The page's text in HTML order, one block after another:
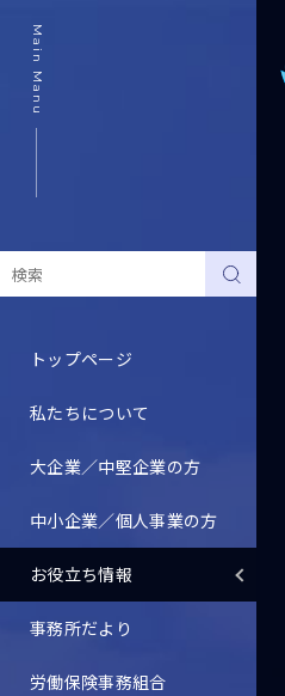
Main Manu
トップページ
私たちについて
大企業／中堅企業の方
中小企業／個人事業の方
お役立ち情報
事務所だより
労働保険事務組合